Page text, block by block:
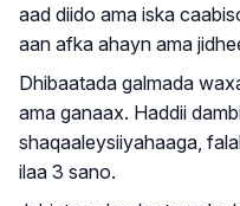
aad diido ama iska
aan afka ahayn ama
Dhibaatada galmada
ama ganaax. Haddii
shaqaaleysiiyahaaga,
ilaa 3 sano.